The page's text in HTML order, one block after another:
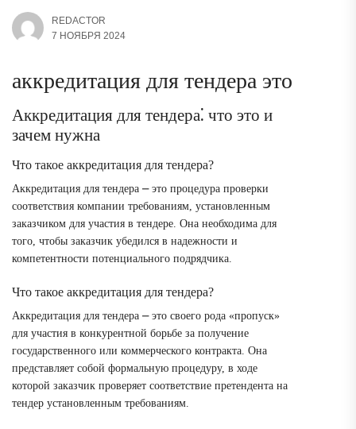
REDACTOR
7 НОЯБРЯ 2024
аккредитация для тендера это
Аккредитация для тендера⁚ что это и
зачем нужна
Что такое аккредитация для тендера?
Аккредитация для тендера ⎼ это процедура проверки
соответствия компании требованиям, установленным
заказчиком для участия в тендере. Она необходима для
того, чтобы заказчик убедился в надежности и
компетентности потенциального подрядчика.
Что такое аккредитация для тендера?
Аккредитация для тендера ⎼ это своего рода «пропуск»
для участия в конкурентной борьбе за получение
государственного или коммерческого контракта. Она
представляет собой формальную процедуру, в ходе
которой заказчик проверяет соответствие претендента на
тендер установленным требованиям.